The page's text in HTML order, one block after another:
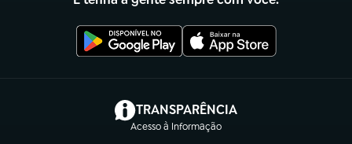
TRANSPARÊNCIA
Acesso à Informação
(abre em nova aba)